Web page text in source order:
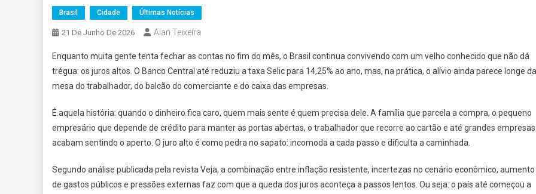
Brasil Cidade Últimas Notícias
21 De Junho De 2026 Alan Teixeira
Enquanto muita gente tenta fechar as contas no fim do mês, o Brasil continua convivendo com um velho conhecido que não dá
trégua: os juros altos. O Banco Central até reduziu a taxa Selic para 14,25% ao ano, mas, na prática, o alívio ainda parece longe da
mesa do trabalhador, do balcão do comerciante e do caixa das empresas.
É aquela história: quando o dinheiro fica caro, quem mais sente é quem precisa dele. A família que parcela a compra, o pequeno
empresário que depende de crédito para manter as portas abertas, o trabalhador que recorre ao cartão e até grandes empresas
acabam sentindo o aperto. O juro alto é como pedra no sapato: incomoda a cada passo e dificulta a caminhada.
Segundo análise publicada pela revista Veja, a combinação entre inflação resistente, incertezas no cenário econômico, aumento
de gastos públicos e pressões externas faz com que a queda dos juros aconteça a passos lentos. Ou seja: o país até começou a